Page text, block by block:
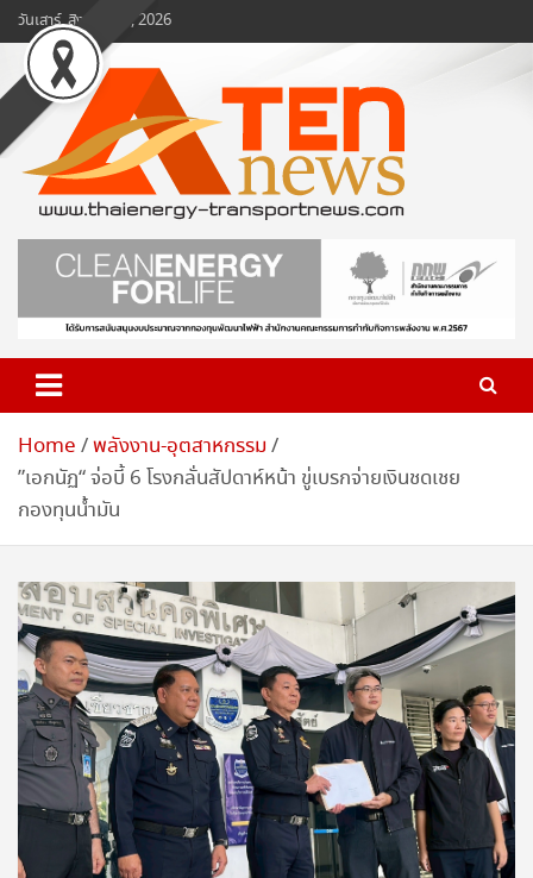
Skip
to
content
วันเสาร์, สิงหาคม 8, 2026
www.ten-news.com
ข่าวพลังงานและคมนาคม
Home พลังงาน-อุตสาหกรรม
”เอกนัฏ“ จ่อบี้ 6 โรงกลั่นสัปดาห์หน้า ขู่เบรกจ่ายเงินชดเชย
กองทุนน้ำมัน